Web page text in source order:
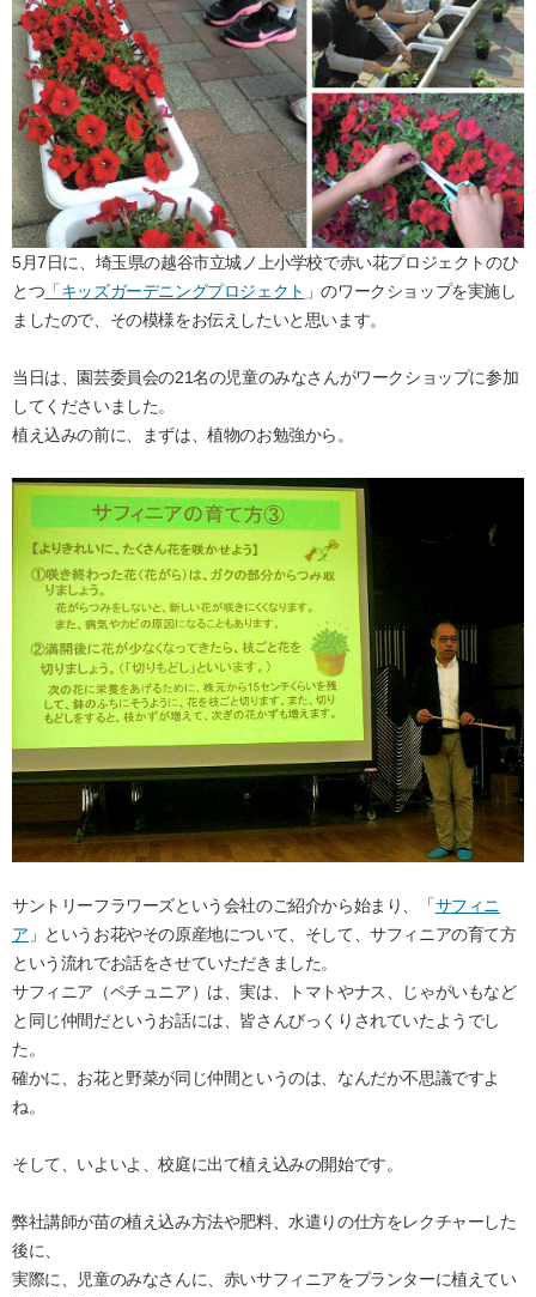
5月7日に、埼玉県の越谷市立城ノ上小学校で赤い花プロジェクトのひ
とつ 「キッズガーデニングプロジェクト 」のワークショップを実施し
ましたので、その模様をお伝えしたいと思います。
当日は、園芸委員会の21名の児童のみなさんがワークショップに参加
してくださいました。
植え込みの前に、まずは、植物のお勉強から。
サントリーフラワーズという会社のご紹介から始まり、「サフィニ
ア 」というお花やその原産地について、そして、サフィニアの育て方
という流れでお話をさせていただきました。
サフィニア（ペチュニア）は、実は、トマトやナス、じゃがいもなど
と同じ仲間だというお話には、皆さんびっくりされていたようでし
た。
確かに、お花と野菜が同じ仲間というのは、なんだか不思議ですよ
ね。
そして、いよいよ、校庭に出て植え込みの開始です。
弊社講師が苗の植え込み方法や肥料、水遣りの仕方をレクチャーした
後に、
実際に、児童のみなさんに、赤いサフィニアをプランターに植えてい